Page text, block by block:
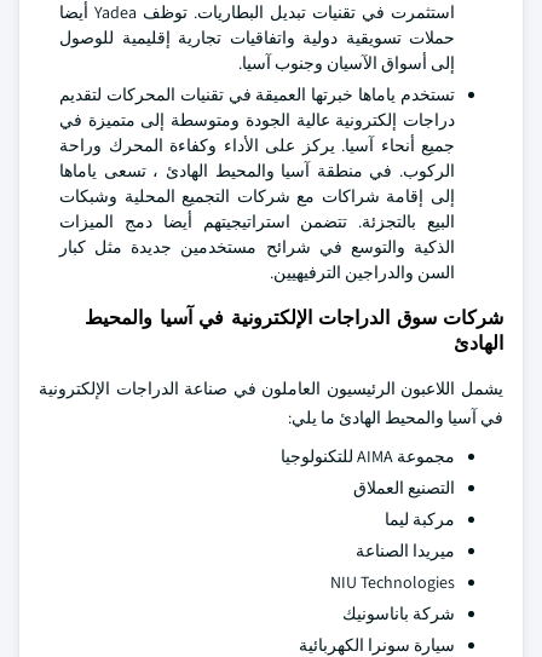
استثمرت في تقنيات تبديل البطاريات. توظف Yadea أيضا
حملات تسويقية دولية واتفاقيات تجارية إقليمية للوصول
إلى أسواق الآسيان وجنوب آسيا.
تستخدم ياماها خبرتها العميقة في تقنيات المحركات لتقديم
دراجات إلكترونية عالية الجودة ومتوسطة إلى متميزة في
جميع أنحاء آسيا. يركز على الأداء وكفاءة المحرك وراحة
الركوب. في منطقة آسيا والمحيط الهادئ ، تسعى ياماها
إلى إقامة شراكات مع شركات التجميع المحلية وشبكات
البيع بالتجزئة. تتضمن استراتيجيتهم أيضا دمج الميزات
الذكية والتوسع في شرائح مستخدمين جديدة مثل كبار
السن والدراجين الترفيهيين.
شركات سوق الدراجات الإلكترونية في آسيا والمحيط
الهادئ
يشمل اللاعبون الرئيسيون العاملون في صناعة الدراجات الإلكترونية
في آسيا والمحيط الهادئ ما يلي:
مجموعة AIMA للتكنولوجيا
التصنيع العملاق
مركبة ليما
ميريدا الصناعة
NIU Technologies
شركة باناسونيك
سيارة سونرا الكهربائية